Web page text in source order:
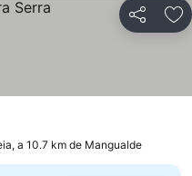
Partilhar
a 10.7 km de Mangualde